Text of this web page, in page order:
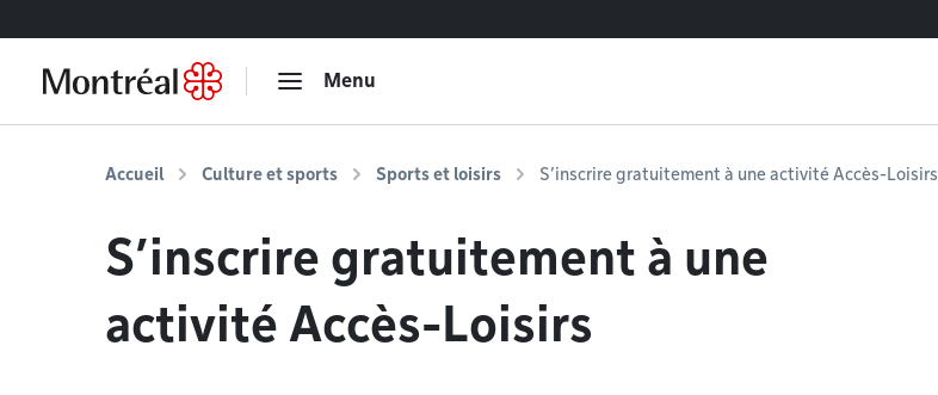
Menu
Accueil Culture et sports Sports et loisirs S’inscrire gratuitement à une activité Accès-Loisirs
S’inscrire gratuitement à une
activité Accès-Loisirs